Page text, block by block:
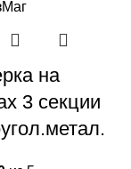
на
3 секции